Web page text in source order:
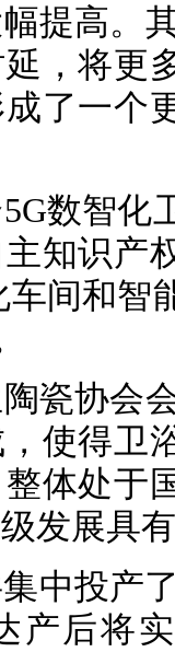
提高。
，将更
了一个
数智化
知识产
车间和智
协会会
使得卫
体处于
发展具
投产了
产后将